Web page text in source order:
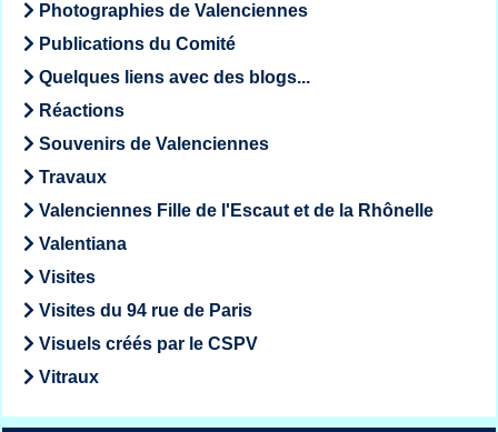
Photographies de Valenciennes
Publications du Comité
Quelques liens avec des blogs...
Réactions
Souvenirs de Valenciennes
Travaux
Valenciennes Fille de l'Escaut et de la Rhônelle
Valentiana
Visites
Visites du 94 rue de Paris
Visuels créés par le CSPV
Vitraux